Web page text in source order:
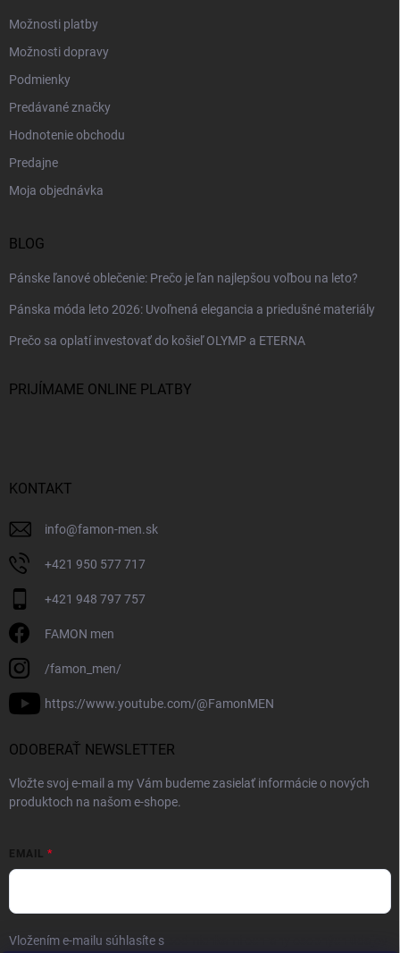
Možnosti platby
Možnosti dopravy
Podmienky
Predávané značky
Hodnotenie obchodu
Predajne
Moja objednávka
BLOG
Pánske ľanové oblečenie: Prečo je ľan najlepšou voľbou na leto?
Pánska móda leto 2026: Uvoľnená elegancia a priedušné materiály
Prečo sa oplatí investovať do košieľ OLYMP a ETERNA
PRIJÍMAME ONLINE PLATBY
KONTAKT
info@famon-men.sk
+421 950 577 717
+421 948 797 757
FAMON men
/famon_men/
https://www.youtube.com/@FamonMEN
ODOBERAŤ NEWSLETTER
Vložte svoj e-mail a my Vám budeme zasielať informácie o nových
produktoch na našom e-shope.
EMAIL
Vložením e-mailu súhlasíte s